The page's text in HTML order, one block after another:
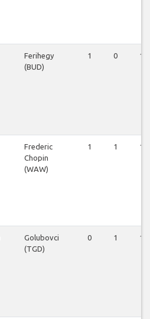
Ferihegy
(BUD)
1 0 1
Frederic
Chopin
(WAW)
1 1 1
Golubovci
(TGD)
0 1 1